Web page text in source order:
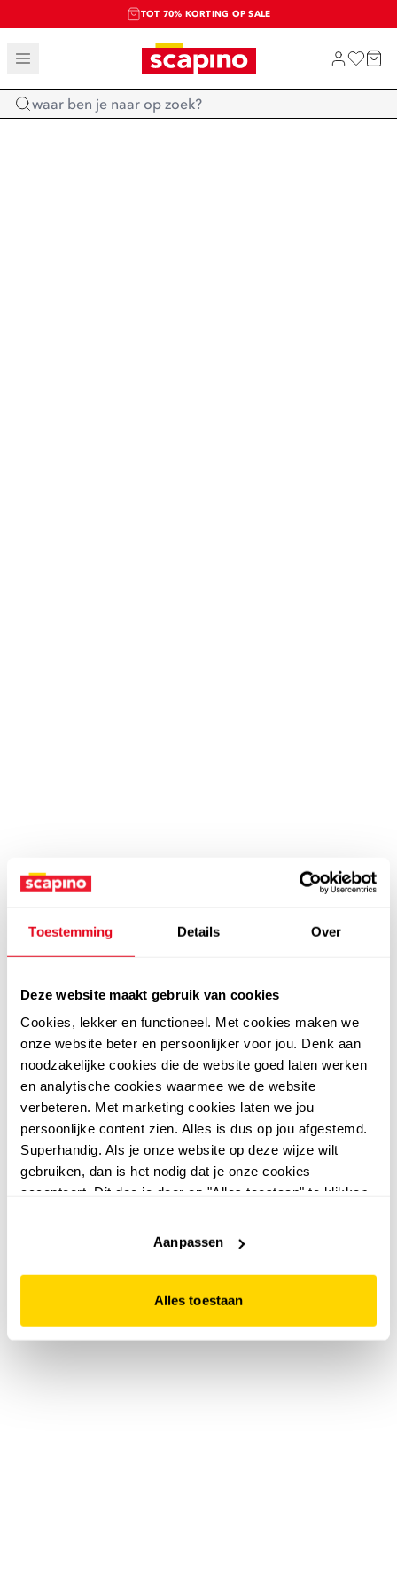
Toestemming Details Over
Deze website maakt gebruik van cookies
Cookies, lekker en functioneel. Met cookies maken we
onze website beter en persoonlijker voor jou. Denk aan
noodzakelijke cookies die de website goed laten werken
en analytische cookies waarmee we de website
verbeteren. Met marketing cookies laten we jou
persoonlijke content zien. Alles is dus op jou afgestemd.
Superhandig. Als je onze website op deze wijze wilt
gebruiken, dan is het nodig dat je onze cookies
accepteert. Dit doe je door op "Alles toestaan" te klikken.
website niet optimaal functioneert.
Aanpassen
Alles toestaan
TOT 70% KORTING OP SALE
SALE: LAATSTE KANS!
SHOP NIEUW
Home